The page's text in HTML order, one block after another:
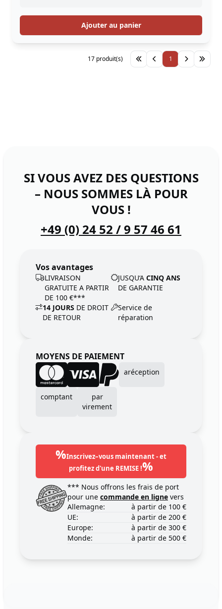
Ajouter au panier
1
17 produit(s)
SI VOUS AVEZ DES QUESTIONS
– NOUS SOMMES LÀ POUR
VOUS !
+49 (0) 24 52 / 9 57 46 61
Vos avantages
LIVRAISON
GRATUITE A PARTIR
DE 100 €***
JUSQU‘A CINQ ANS
DE GARANTIE
14 JOURS DE DROIT
DE RETOUR
Service de
réparation
MOYENS DE PAIEMENT
aréception
comptant
par
virement
%Inscrivez–vous maintenant - et
profitez d'une REMISE !%
*** Nous offrons les frais de port
pour une commande en ligne vers
Allemagne:
à partir de 100 €
UE:
à partir de 200 €
Europe:
à partir de 300 €
Monde:
à partir de 500 €